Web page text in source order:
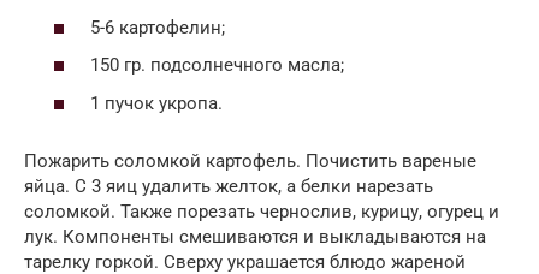
5-6 картофелин;
150 гр. подсолнечного масла;
1 пучок укропа.
Пожарить соломкой картофель. Почистить вареные
яйца. С 3 яиц удалить желток, а белки нарезать
соломкой. Также порезать чернослив, курицу, огурец и
лук. Компоненты смешиваются и выкладываются на
тарелку горкой. Сверху украшается блюдо жареной